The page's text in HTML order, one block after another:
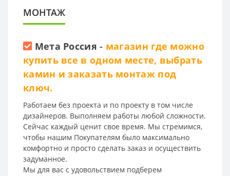
МОНТАЖ
Мета Россия - магазин где можно
купить все в одном месте, выбрать
камин и заказать монтаж под
ключ.
Работаем без проекта и по проекту в том числе
дизайнеров. Выполняем работы любой сложности.
Сейчас каждый ценит свое время. Мы стремимся,
чтобы нашим Покупателям было максимально
комфортно и просто сделать заказ и осуществить
задуманное.
Мы для вас с удовольствием подберем